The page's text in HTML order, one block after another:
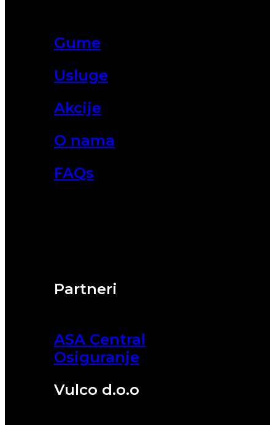
Partneri
ASA Central
Osiguranje
Vulco d.o.o
Gume
Usluge
Akcije
O nama
FAQs